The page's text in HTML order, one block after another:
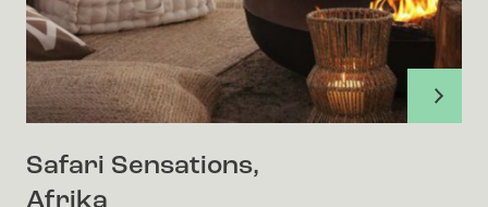
Safari Sensations,
Afrika